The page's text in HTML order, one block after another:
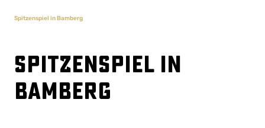
Spitzenspiel in Bamberg
Spitzenspiel in
Bamberg